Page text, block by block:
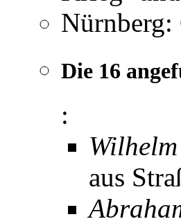
Nürnberg:
Die 16
:
aus